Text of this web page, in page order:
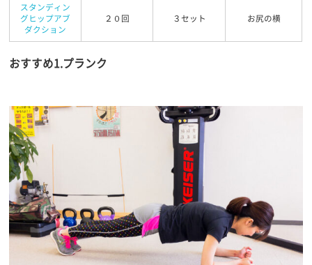
スタンディン
グヒップアブ
ダクション
２０回 ３セット お尻の横
おすすめ1.プランク